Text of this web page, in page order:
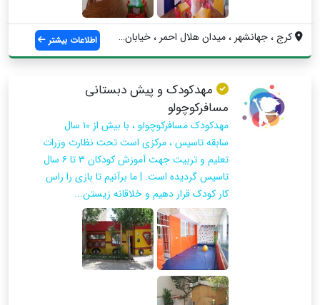
کرج ، جهانشهر ، میدان هلال احمر ، خیابان... اطلاعات بیشتر
مهدکودک و پیش دبستانی
مسافرکوچولو
مهدکودک مسافرکوچولو ، با بیش از ۱۰ سال
سابقه تاسیس ، مرکزی است تحت نظارت وزرات
تعلیم و تربیت جهت آموزش کودکان ۳ تا ۶ سال
تاسیس گردیده است. | ما برآنیم تا بازی را راس
کار کودک قرار دهیم و خلاقانه زیستن...